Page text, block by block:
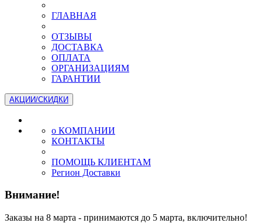
ГЛАВНАЯ
ОТЗЫВЫ
ДОСТАВКА
ОПЛАТА
ОРГАНИЗАЦИЯМ
ГАРАНТИИ
АКЦИИ/СКИДКИ
о КОМПАНИИ
КОНТАКТЫ
ПОМОЩЬ КЛИЕНТАМ
Регион Доставки
Внимание!
Заказы на 8 марта - принимаются до 5 марта, включительно!